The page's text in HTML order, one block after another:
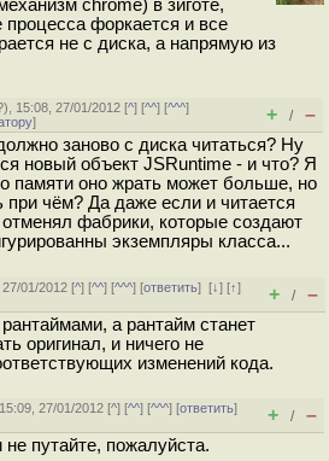
chrome) в зиготе,
процесса форкается и все
не с диска, а напрямую из
), 15:08, 27/01/2012 [^] [^^] [^^^]
] + / –
заново с диска читаться? Ну
новый объект JSRuntime - и что? Я
памяти оно жрать может больше, но
при чём? Да даже если и читается
отменял фабрики, которые создают
экземпляры класса...
27/01/2012 [^] [^^] [^^^] [ответить][↓] [↑]
+ / –
а рантайм станет
оригинал, и ничего не
изменений кода.
27/01/2012 [^] [^^] [^^^] [ответить]
+ / –
путайте, пожалуйста.